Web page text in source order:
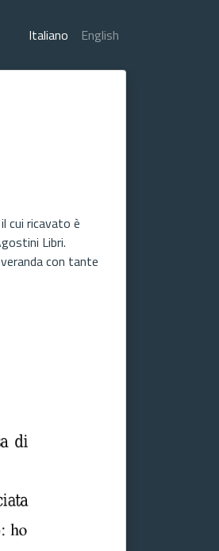
Italiano English
cui ricavato è
Libri.
con tante